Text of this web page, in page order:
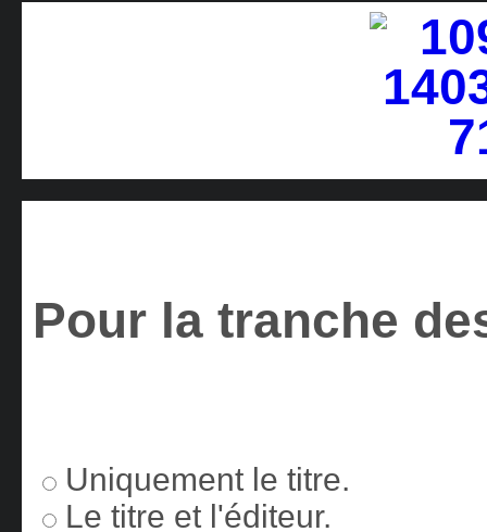
Pour la tranche
Uniquement le titre.
Le titre et l'éditeur.